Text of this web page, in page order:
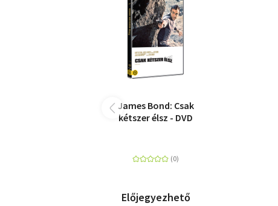
James Bond: Csak
kétszer élsz - DVD
Előjegyezhető